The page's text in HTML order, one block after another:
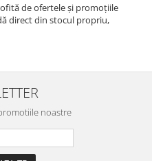
de ofertele și promoțiile
direct din stocul propriu,
noastre